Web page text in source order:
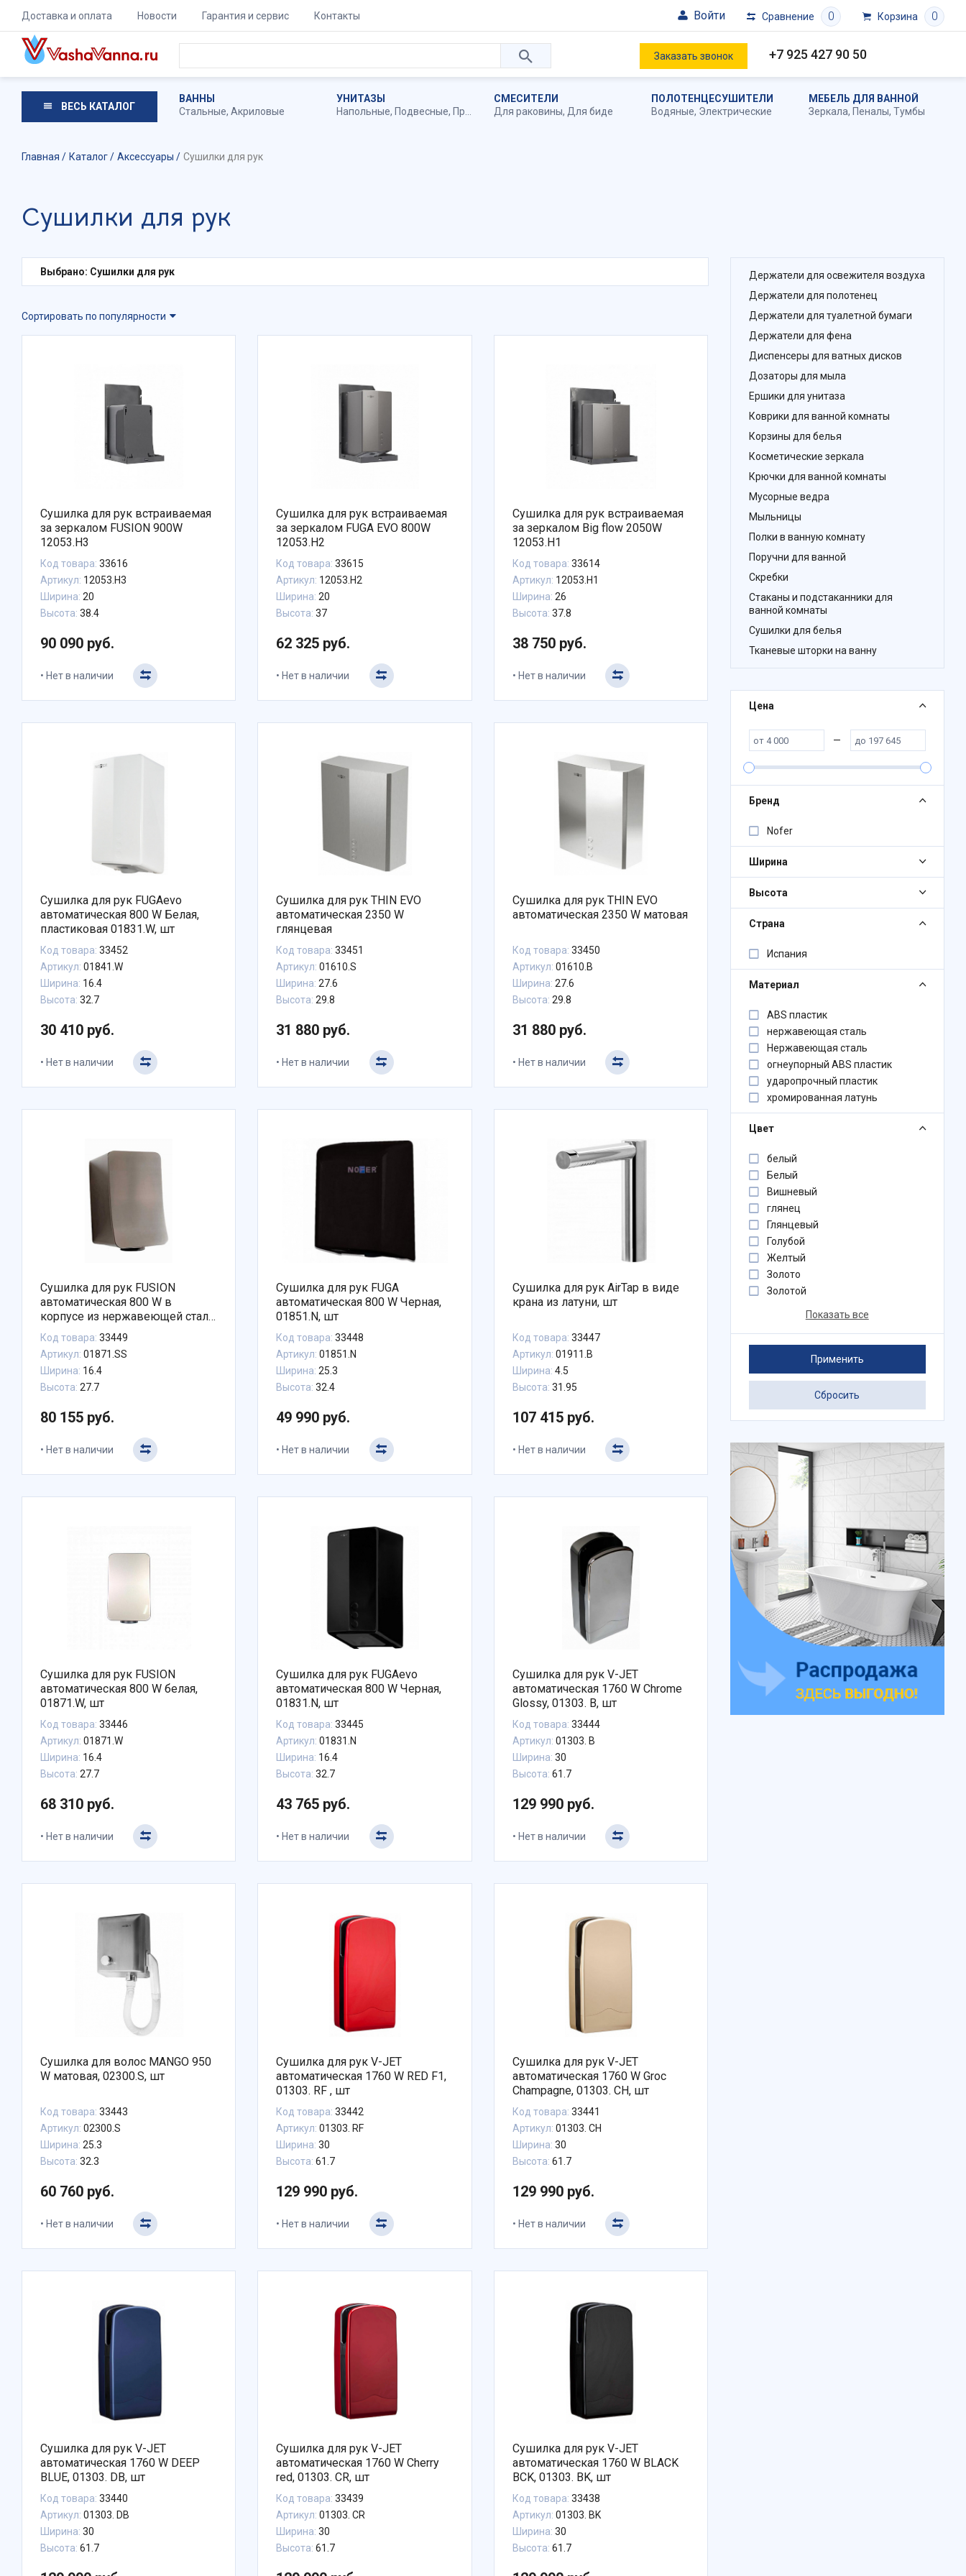
Доставка и оплата Новости Гарантия и сервис Контакты Войти Сравнение 0 Корзина 0
Заказать звонок +7 925 427 90 50
ВЕСЬ КАТАЛОГ
ВАННЫ
Стальные, Акриловые
УНИТАЗЫ
Напольные, Подвесные, Приставные
СМЕСИТЕЛИ
Для раковины, Для биде
ПОЛОТЕНЦЕСУШИТЕЛИ
Водяные, Электрические
МЕБЕЛЬ ДЛЯ ВАННОЙ
Зеркала, Пеналы, Тумбы
Главная Каталог Аксессуары Сушилки для рук
Сушилки для рук
Выбрано: Сушилки для рук
Сортировать по популярности
Сушилка для рук встраиваемая
за зеркалом FUSION 900W
12053.H3
Код товара: 33616
Артикул: 12053.H3
Ширина: 20
Высота: 38.4
90 090 руб.
Нет в наличии
Сушилка для рук встраиваемая
за зеркалом FUGA EVO 800W
12053.H2
Код товара: 33615
Артикул: 12053.H2
Ширина: 20
Высота: 37
62 325 руб.
Нет в наличии
Сушилка для рук встраиваемая
за зеркалом Big flow 2050W
12053.H1
Код товара: 33614
Артикул: 12053.H1
Ширина: 26
Высота: 37.8
38 750 руб.
Нет в наличии
Сушилка для рук FUGAevo
автоматическая 800 W Белая,
пластиковая 01831.W, шт
Код товара: 33452
Артикул: 01841.W
Ширина: 16.4
Высота: 32.7
30 410 руб.
Нет в наличии
Сушилка для рук THIN EVO
автоматическая 2350 W
глянцевая
Код товара: 33451
Артикул: 01610.S
Ширина: 27.6
Высота: 29.8
31 880 руб.
Нет в наличии
Сушилка для рук THIN EVO
автоматическая 2350 W матовая
Код товара: 33450
Артикул: 01610.B
Ширина: 27.6
Высота: 29.8
31 880 руб.
Нет в наличии
Сушилка для рук FUSION
автоматическая 800 W в
корпусе из нержавеющей стали,
шт
Код товара: 33449
Артикул: 01871.SS
Ширина: 16.4
Высота: 27.7
80 155 руб.
Нет в наличии
Сушилка для рук FUGA
автоматическая 800 W Черная,
01851.N, шт
Код товара: 33448
Артикул: 01851.N
Ширина: 25.3
Высота: 32.4
49 990 руб.
Нет в наличии
Сушилка для рук AirTap в виде
крана из латуни, шт
Код товара: 33447
Артикул: 01911.B
Ширина: 4.5
Высота: 31.95
107 415 руб.
Нет в наличии
Сушилка для рук FUSION
автоматическая 800 W белая,
01871.W, шт
Код товара: 33446
Артикул: 01871.W
Ширина: 16.4
Высота: 27.7
68 310 руб.
Нет в наличии
Сушилка для рук FUGAevo
автоматическая 800 W Черная,
01831.N, шт
Код товара: 33445
Артикул: 01831.N
Ширина: 16.4
Высота: 32.7
43 765 руб.
Нет в наличии
Сушилка для рук V-JET
автоматическая 1760 W Chrome
Glossy, 01303. B, шт
Код товара: 33444
Артикул: 01303. B
Ширина: 30
Высота: 61.7
129 990 руб.
Нет в наличии
Сушилка для волос MANGO 950
W матовая, 02300.S, шт
Код товара: 33443
Артикул: 02300.S
Ширина: 25.3
Высота: 32.3
60 760 руб.
Нет в наличии
Сушилка для рук V-JET
автоматическая 1760 W RED F1,
01303. RF , шт
Код товара: 33442
Артикул: 01303. RF
Ширина: 30
Высота: 61.7
129 990 руб.
Нет в наличии
Сушилка для рук V-JET
автоматическая 1760 W Groc
Champagne, 01303. CH, шт
Код товара: 33441
Артикул: 01303. CH
Ширина: 30
Высота: 61.7
129 990 руб.
Нет в наличии
Сушилка для рук V-JET
автоматическая 1760 W DEEP
BLUE, 01303. DB, шт
Код товара: 33440
Артикул: 01303. DB
Ширина: 30
Высота: 61.7
Сушилка для рук V-JET
автоматическая 1760 W Cherry
red, 01303. CR, шт
Код товара: 33439
Артикул: 01303. CR
Ширина: 30
Высота: 61.7
Сушилка для рук V-JET
автоматическая 1760 W BLACK
BCK, 01303. BK, шт
Код товара: 33438
Артикул: 01303. BK
Ширина: 30
Высота: 61.7
Держатели для освежителя воздуха
Держатели для полотенец
Держатели для туалетной бумаги
Держатели для фена
Диспенсеры для ватных дисков
Дозаторы для мыла
Ершики для унитаза
Коврики для ванной комнаты
Корзины для белья
Косметические зеркала
Крючки для ванной комнаты
Мусорные ведра
Мыльницы
Полки в ванную комнату
Поручни для ванной
Скребки
Стаканы и подстаканники для
ванной комнаты
Сушилки для белья
Тканевые шторки на ванну
Цена
—
Бренд
Nofer
Ширина
Высота
Страна
Испания
Материал
ABS пластик
нержавеющая сталь
Нержавеющая сталь
огнеупорный ABS пластик
ударопрочный пластик
хромированная латунь
Цвет
белый
Белый
Вишневый
глянец
Глянцевый
Голубой
Желтый
Золото
Золотой
Показать все
Применить
Сбросить